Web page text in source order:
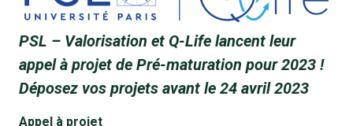
PSL – Valorisation et Q-Life lancent leur
appel à projet de Pré-maturation pour 2023 !
Déposez vos projets avant le 24 avril 2023
Appel à projet